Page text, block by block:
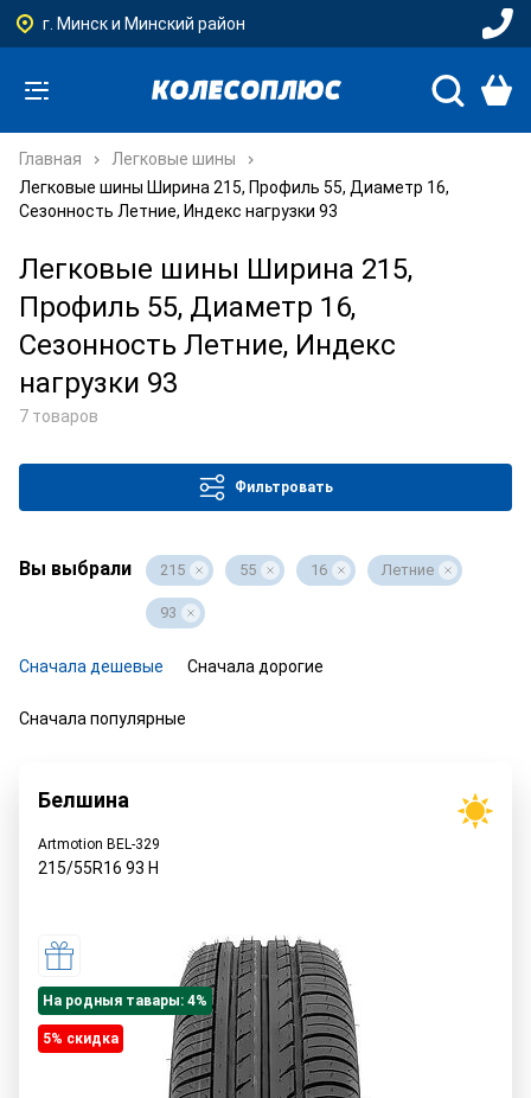
г. Минск и Минский район
Главная
Легковые шины
Легковые шины Ширина 215, Профиль 55, Диаметр 16,
Сезонность Летние, Индекс нагрузки 93
Легковые шины Ширина 215,
Профиль 55, Диаметр 16,
Сезонность Летние, Индекс
нагрузки 93
7 товаров
Фильтровать
Вы выбрали 215 55 16 Летние
93
Сначала дешевые Сначала дорогие
Сначала популярные
Белшина
Artmotion BEL-329
215/55R16 93 H
На родныя тавары: 4%
5% cкидка